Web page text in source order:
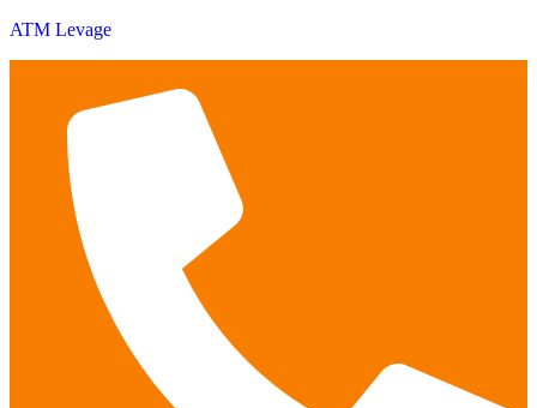
ATM Levage